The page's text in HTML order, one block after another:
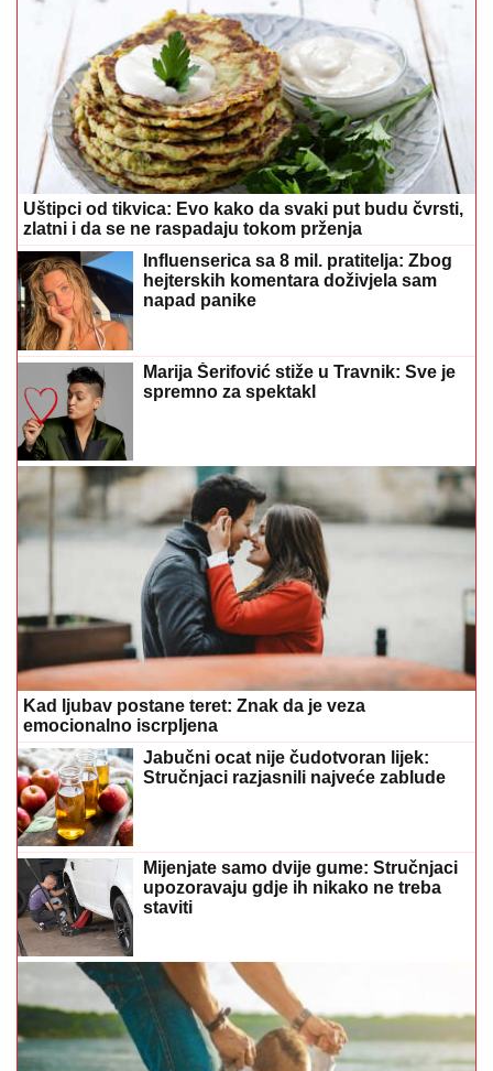
Uštipci od tikvica: Evo kako da svaki put budu čvrsti,
zlatni i da se ne raspadaju tokom prženja
Influenserica sa 8 mil. pratitelja: Zbog
hejterskih komentara doživjela sam
napad panike
Marija Šerifović stiže u Travnik: Sve je
spremno za spektakl
Kad ljubav postane teret: Znak da je veza
emocionalno iscrpljena
Jabučni ocat nije čudotvoran lijek:
Stručnjaci razjasnili najveće zablude
Mijenjate samo dvije gume: Stručnjaci
upozoravaju gdje ih nikako ne treba
staviti
S koliko se mjeseci bebe mogu kupati u moru?
Pedijatri imaju savjete